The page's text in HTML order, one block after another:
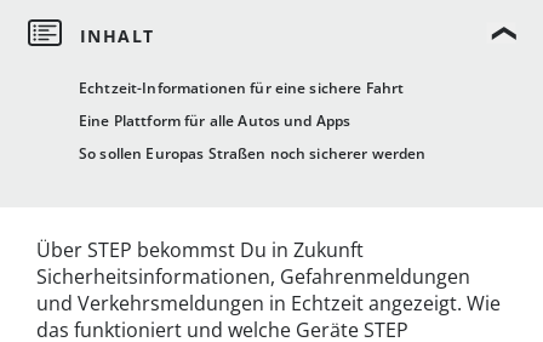
Echtzeit-Informationen für eine sichere Fahrt
Eine Plattform für alle Autos und Apps
So sollen Europas Straßen noch sicherer werden
Über STEP bekommst Du in Zukunft
Sicherheitsinformationen, Gefahrenmeldungen
und Verkehrsmeldungen in Echtzeit angezeigt. Wie
das funktioniert und welche Geräte STEP